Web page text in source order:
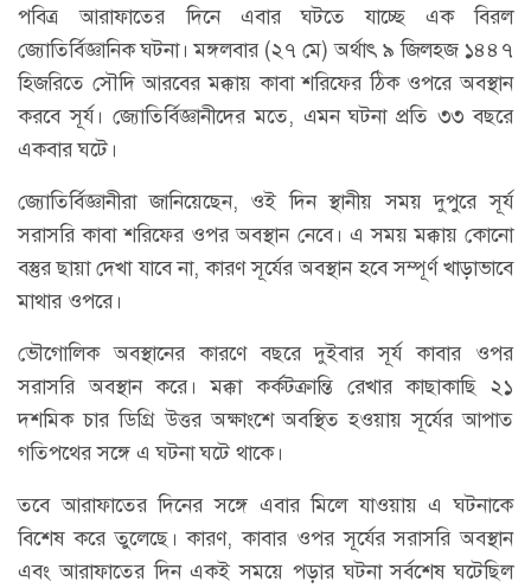
পবিত্র আরাফাতের দিনে এবার ঘটতে যাচ্ছে এক বিরল
জ্যোতির্বিজ্ঞানিক ঘটনা। মঙ্গলবার (২৭ মে) অর্থাৎ ৯ জিলহজ ১৪৪৭
হিজরিতে সৌদি আরবের মক্কায় কাবা শরিফের ঠিক ওপরে অবস্থান
করবে সূর্য। জ্যোতির্বিজ্ঞানীদের মতে, এমন ঘটনা প্রতি ৩৩ বছরে
একবার ঘটে।
জ্যোতির্বিজ্ঞানীরা জানিয়েছেন, ওই দিন স্থানীয় সময় দুপুরে সূর্য
সরাসরি কাবা শরিফের ওপর অবস্থান নেবে। এ সময় মক্কায় কোনো
বস্তুর ছায়া দেখা যাবে না, কারণ সূর্যের অবস্থান হবে সম্পূর্ণ খাড়াভাবে
মাথার ওপরে।
ভৌগোলিক অবস্থানের কারণে বছরে দুইবার সূর্য কাবার ওপর
সরাসরি অবস্থান করে। মক্কা কর্কটক্রান্তি রেখার কাছাকাছি ২১
দশমিক চার ডিগ্রি উত্তর অক্ষাংশে অবস্থিত হওয়ায় সূর্যের আপাত
গতিপথের সঙ্গে এ ঘটনা ঘটে থাকে।
তবে আরাফাতের দিনের সঙ্গে এবার মিলে যাওয়ায় এ ঘটনাকে
বিশেষ করে তুলেছে। কারণ, কাবার ওপর সূর্যের সরাসরি অবস্থান
এবং আরাফাতের দিন একই সময়ে পড়ার ঘটনা সর্বশেষ ঘটেছিল